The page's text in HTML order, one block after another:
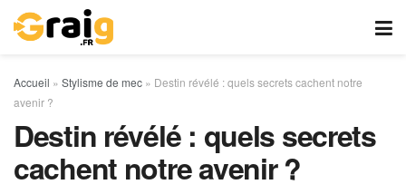
Accueil » Stylisme de mec » Destin révélé : quels secrets cachent notre
avenir ?
Destin révélé : quels secrets
cachent notre avenir ?